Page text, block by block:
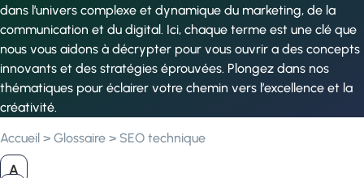
dans l’univers complexe et dynamique du marketing, de la
communication et du digital. Ici, chaque terme est une clé que
nous vous aidons à décrypter pour vous ouvrir a des concepts
innovants et des stratégies éprouvées. Plongez dans nos
thématiques pour éclairer votre chemin vers l’excellence et la
créativité.
Accueil > Glossaire > SEO technique
A